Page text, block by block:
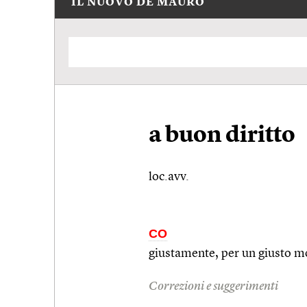
IL NUOVO DE MAURO
a buon diritto
loc.avv.
CO
giustamente, per un giusto
Correzioni e suggerimenti